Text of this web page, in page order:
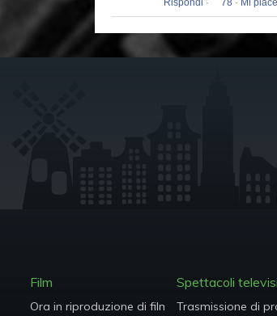
Rispondi · 78 · Mi piace
Film
Ora in riproduzione di film
Spettacoli
Trasmissione di